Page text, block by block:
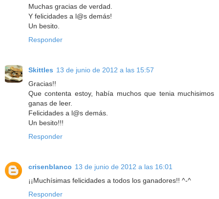
Muchas gracias de verdad.
Y felicidades a l@s demás!
Un besito.
Responder
Skittles 13 de junio de 2012 a las 15:57
Gracias!!
Que contenta estoy, había muchos que tenia muchisimos
ganas de leer.
Felicidades a l@s demás.
Un besito!!!
Responder
crisenblanco 13 de junio de 2012 a las 16:01
¡¡Muchísimas felicidades a todos los ganadores!! ^-^
Responder